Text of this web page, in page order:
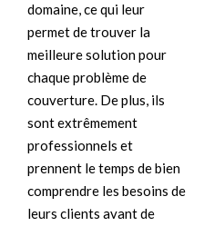
domaine, ce qui leur
permet de trouver la
meilleure solution pour
chaque problème de
couverture. De plus, ils
sont extrêmement
professionnels et
prennent le temps de bien
comprendre les besoins de
leurs clients avant de